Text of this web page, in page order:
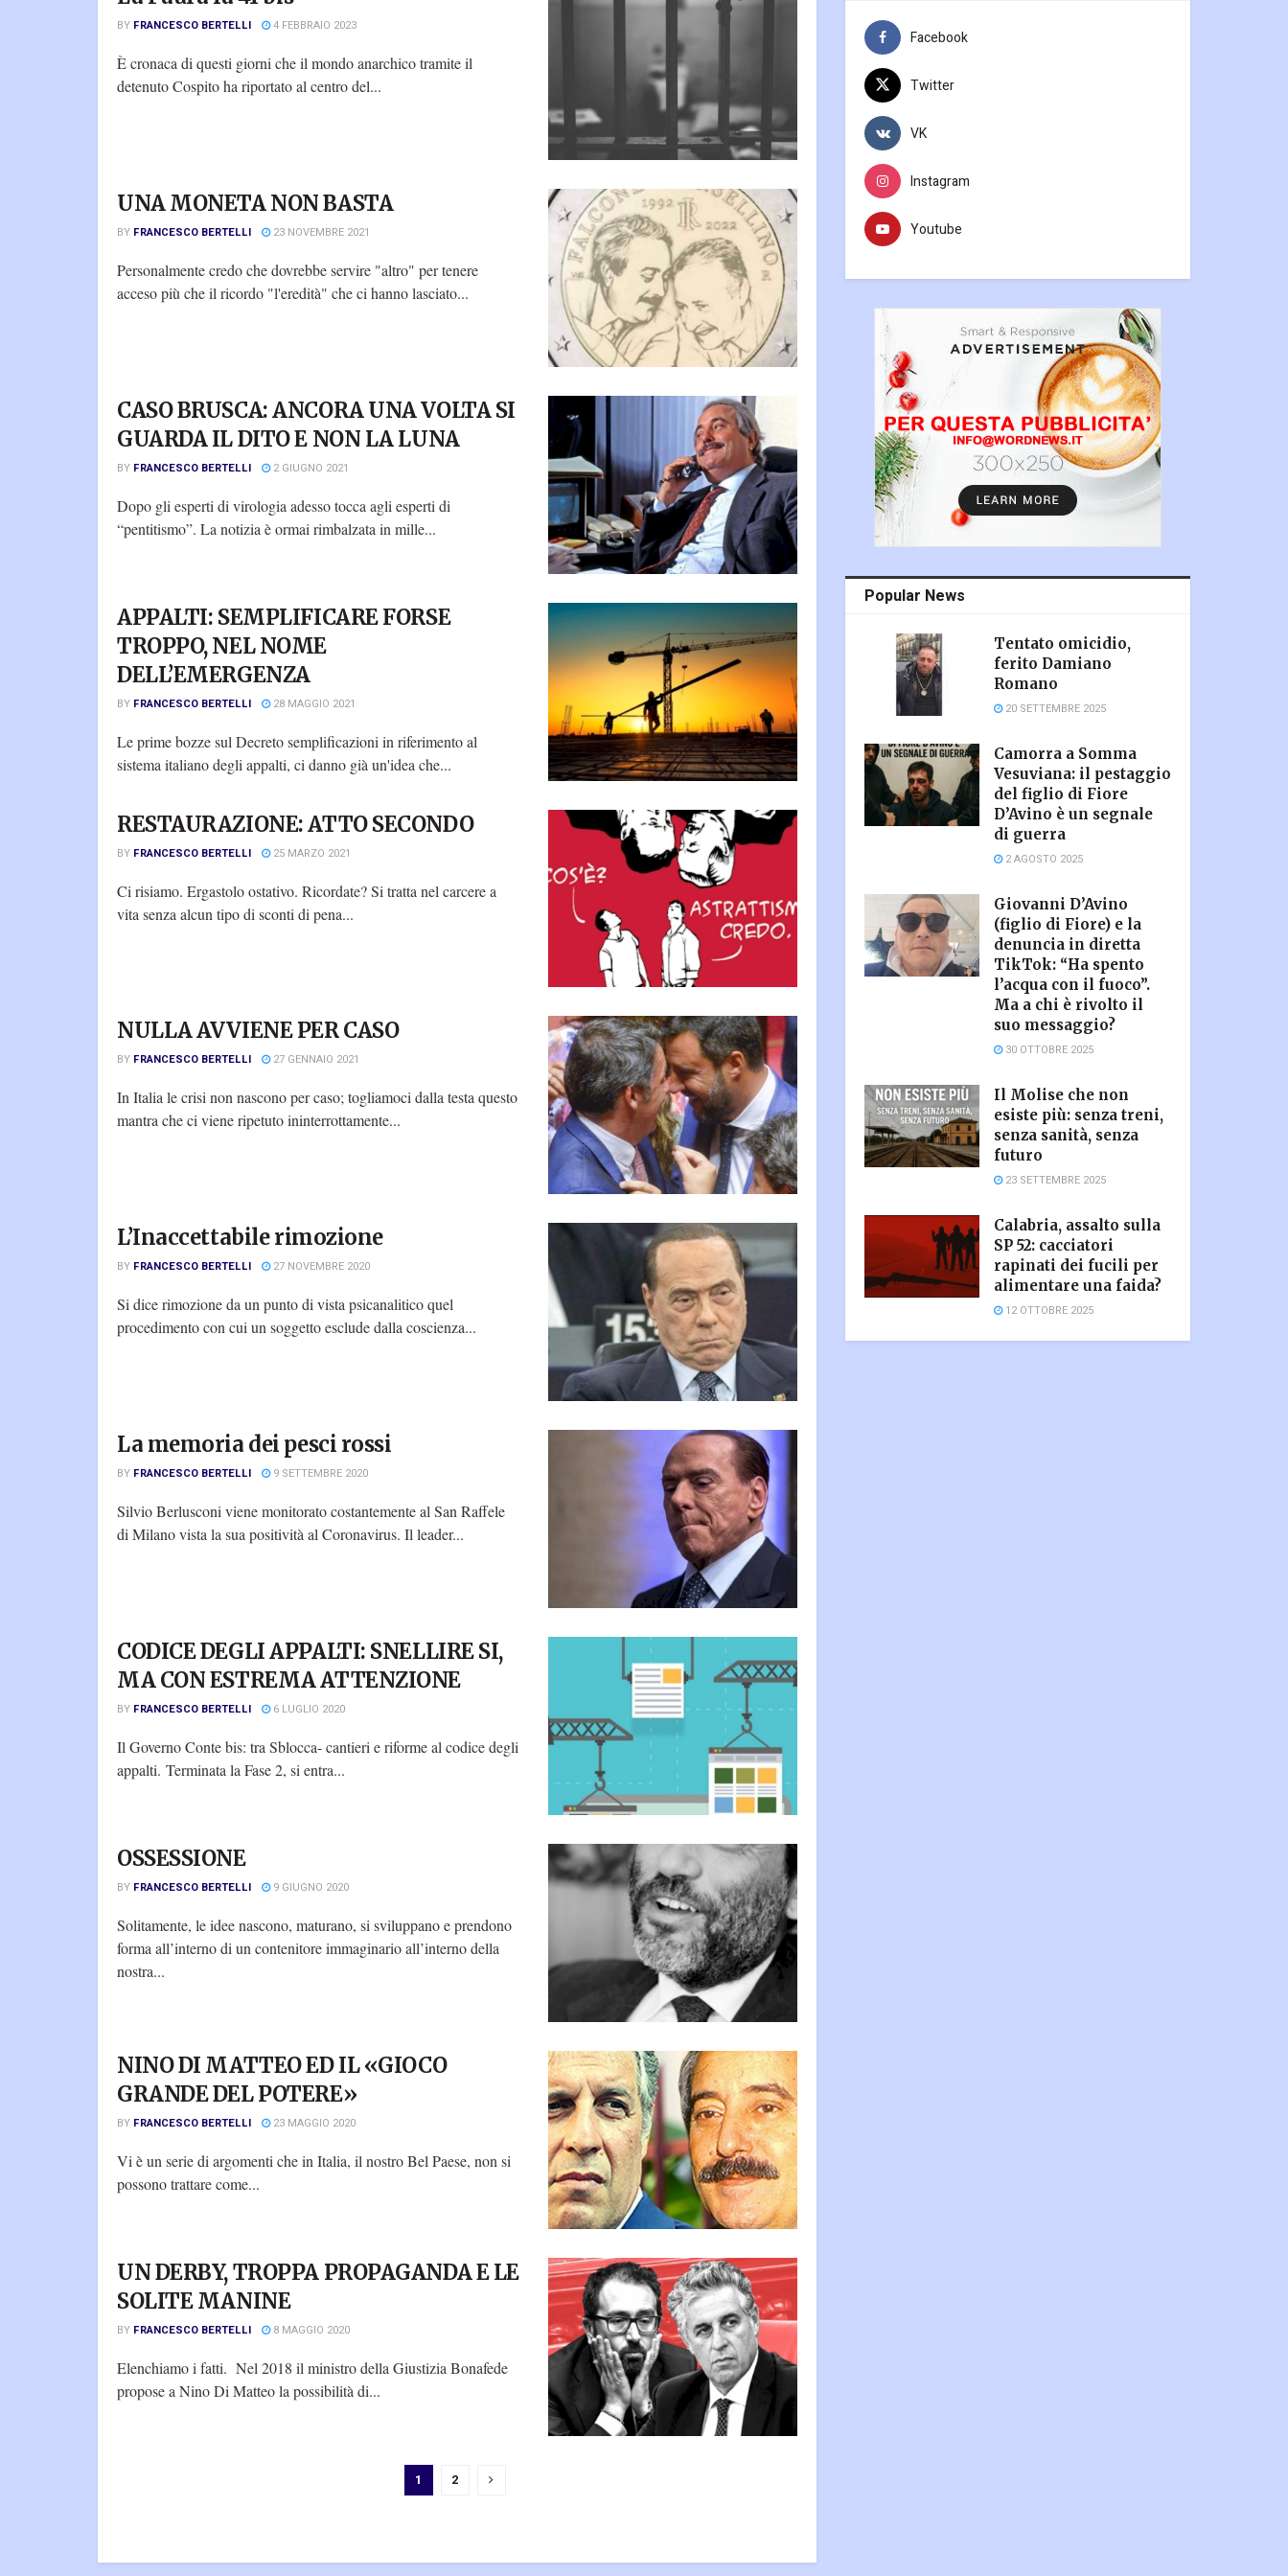
BY FRANCESCO BERTELLI 4 FEBBRAIO 2023
È cronaca di questi giorni che il mondo anarchico tramite il
detenuto Cospito ha riportato al centro del...
UNA MONETA NON BASTA
BY FRANCESCO BERTELLI 23 NOVEMBRE 2021
Personalmente credo che dovrebbe servire "altro" per tenere
acceso più che il ricordo "l'eredità" che ci hanno lasciato...
CASO BRUSCA: ANCORA UNA VOLTA SI
GUARDA IL DITO E NON LA LUNA
BY FRANCESCO BERTELLI 2 GIUGNO 2021
Dopo gli esperti di virologia adesso tocca agli esperti di
“pentitismo”. La notizia è ormai rimbalzata in mille...
APPALTI: SEMPLIFICARE FORSE
TROPPO, NEL NOME
DELL’EMERGENZA
BY FRANCESCO BERTELLI 28 MAGGIO 2021
Le prime bozze sul Decreto semplificazioni in riferimento al
sistema italiano degli appalti, ci danno già un'idea che...
RESTAURAZIONE: ATTO SECONDO
BY FRANCESCO BERTELLI 25 MARZO 2021
Ci risiamo. Ergastolo ostativo. Ricordate? Si tratta nel carcere a
vita senza alcun tipo di sconti di pena...
NULLA AVVIENE PER CASO
BY FRANCESCO BERTELLI 27 GENNAIO 2021
In Italia le crisi non nascono per caso; togliamoci dalla testa questo
mantra che ci viene ripetuto ininterrottamente...
L’Inaccettabile rimozione
BY FRANCESCO BERTELLI 27 NOVEMBRE 2020
Si dice rimozione da un punto di vista psicanalitico quel
procedimento con cui un soggetto esclude dalla coscienza...
La memoria dei pesci rossi
BY FRANCESCO BERTELLI 9 SETTEMBRE 2020
Silvio Berlusconi viene monitorato costantemente al San Raffele
di Milano vista la sua positività al Coronavirus. Il leader...
CODICE DEGLI APPALTI: SNELLIRE SI,
MA CON ESTREMA ATTENZIONE
BY FRANCESCO BERTELLI 6 LUGLIO 2020
Il Governo Conte bis: tra Sblocca- cantieri e riforme al codice degli
appalti. Terminata la Fase 2, si entra...
OSSESSIONE
BY FRANCESCO BERTELLI 9 GIUGNO 2020
Solitamente, le idee nascono, maturano, si sviluppano e prendono
forma all’interno di un contenitore immaginario all’interno della
nostra...
NINO DI MATTEO ED IL «GIOCO
GRANDE DEL POTERE»
BY FRANCESCO BERTELLI 23 MAGGIO 2020
Vi è un serie di argomenti che in Italia, il nostro Bel Paese, non si
possono trattare come...
UN DERBY, TROPPA PROPAGANDA E LE
SOLITE MANINE
BY FRANCESCO BERTELLI 8 MAGGIO 2020
Elenchiamo i fatti. Nel 2018 il ministro della Giustizia Bonafede
propose a Nino Di Matteo la possibilità di...
1 2
Facebook
Twitter
VK
Instagram
Youtube
Popular News
Tentato omicidio,
ferito Damiano
Romano
20 SETTEMBRE 2025
Camorra a Somma
Vesuviana: il pestaggio
del figlio di Fiore
D’Avino è un segnale
di guerra
2 AGOSTO 2025
Giovanni D’Avino
(figlio di Fiore) e la
denuncia in diretta
TikTok: “Ha spento
l’acqua con il fuoco”.
Ma a chi è rivolto il
suo messaggio?
30 OTTOBRE 2025
Il Molise che non
esiste più: senza treni,
senza sanità, senza
futuro
23 SETTEMBRE 2025
Calabria, assalto sulla
SP 52: cacciatori
rapinati dei fucili per
alimentare una faida?
12 OTTOBRE 2025